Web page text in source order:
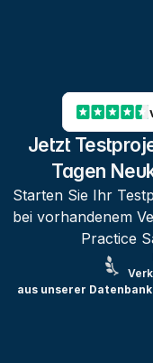
Jetzt
Tagen
Starten Sie Ihr
bei vorhandenem
Practice
aus unserer